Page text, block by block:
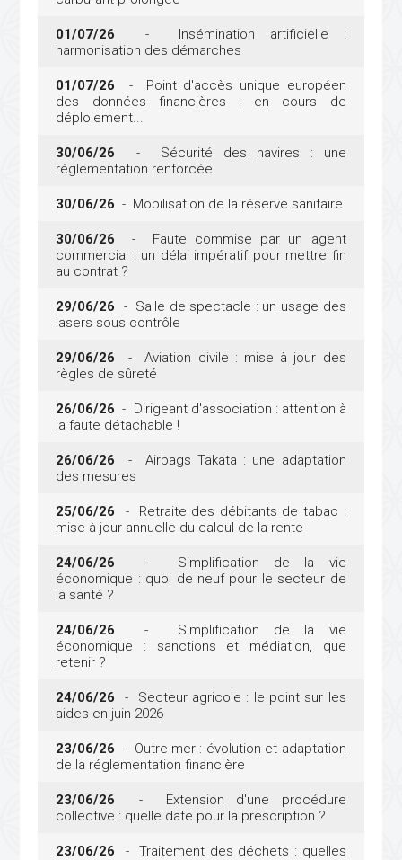
01/07/26 - Insémination artificielle :
harmonisation des démarches
01/07/26 - Point d'accès unique européen
des données financières : en cours de
déploiement...
30/06/26 - Sécurité des navires : une
réglementation renforcée
30/06/26 - Mobilisation de la réserve sanitaire
30/06/26 - Faute commise par un agent
commercial : un délai impératif pour mettre fin
au contrat ?
29/06/26 - Salle de spectacle : un usage des
lasers sous contrôle
29/06/26 - Aviation civile : mise à jour des
règles de sûreté
26/06/26 - Dirigeant d'association : attention à
la faute détachable !
26/06/26 - Airbags Takata : une adaptation
des mesures
25/06/26 - Retraite des débitants de tabac :
mise à jour annuelle du calcul de la rente
24/06/26 - Simplification de la vie
économique : quoi de neuf pour le secteur de
la santé ?
24/06/26 - Simplification de la vie
économique : sanctions et médiation, que
retenir ?
24/06/26 - Secteur agricole : le point sur les
aides en juin 2026
23/06/26 - Outre-mer : évolution et adaptation
de la réglementation financière
23/06/26 - Extension d'une procédure
collective : quelle date pour la prescription ?
23/06/26 - Traitement des déchets : quelles